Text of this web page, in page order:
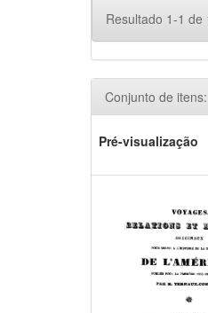
Resultado 1-1 de
Conjunto de itens:
Pré-visualização